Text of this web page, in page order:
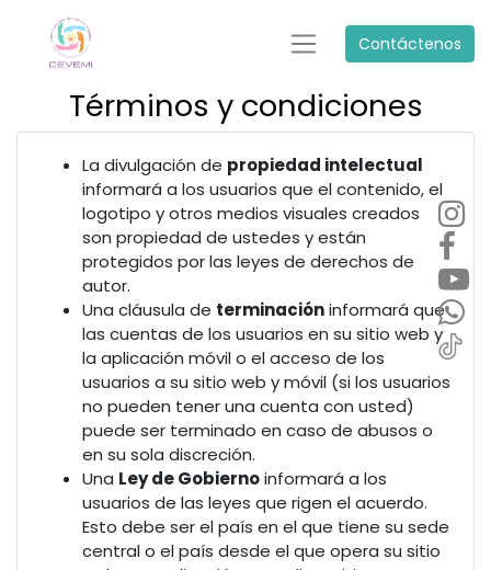
Contáctenos
Términos y condiciones
La divulgación de propiedad intelectual
informará a los usuarios que el contenido, el
logotipo y otros medios visuales creados
son propiedad de ustedes y están
protegidos por las leyes de derechos de
autor.
Una cláusula de terminacióninformará que
las cuentas de los usuarios en su sitio web y
la aplicación móvil o el acceso de los
usuarios a su sitio web y móvil (si los usuarios
no pueden tener una cuenta con usted)
puede ser terminado en caso de abusos o
en su sola discreción.
Una Ley de Gobiernoinformará a los
usuarios de las leyes que rigen el acuerdo.
Esto debe ser el país en el que tiene su sede
central o el país desde el que opera su sitio